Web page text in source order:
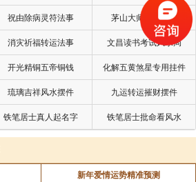
祝由除病灵符法事 茅山大师风水挂画
消灾祈福转运法事 文昌读书考试风水局
开光精铜五帝铜钱 化解五黄煞星专用挂件
琉璃吉祥风水摆件 九运转运摧财摆件
铁笔居士真人起名字 铁笔居士批命看风水
新年爱情运势精准预测